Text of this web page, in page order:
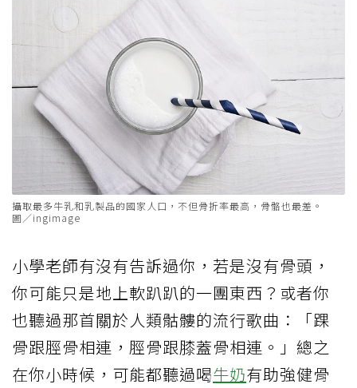
攝取最多牛乳和乳製品的國家人口，不但骨折率最高，骨骼也最差。
圖／ingimage
小學老師有沒有告訴過你，若是沒有骨頭，
你可能只是地上軟趴趴的一團東西？或者你
也聽過那首關於人類骷髏的流行歌曲：「踝
骨跟脛骨相連，脛骨跟膝蓋骨相連。」總之
在你小時候，可能都聽過喝牛奶有助強健骨